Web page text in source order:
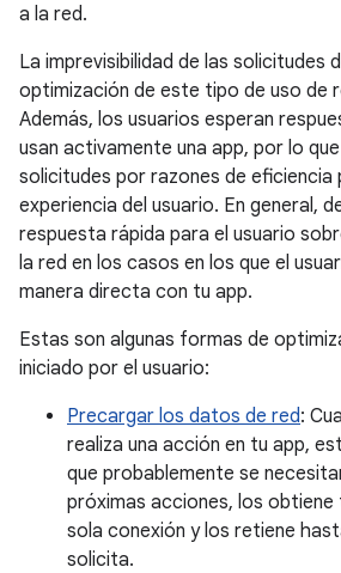
a la red.
La imprevisibilidad de las solicitudes
optimización de este tipo de uso de
Además, los usuarios esperan
usan activamente una app, por lo
solicitudes por razones de eficiencia
experiencia del usuario. En general,
respuesta rápida para el usuario
la red en los casos en los que el
manera directa con tu app.
Estas son algunas formas de
iniciado por el usuario:
Precargar los datos de red:
realiza una acción en tu app,
que probablemente se
próximas acciones, los obtiene
sola conexión y los retiene
solicita.